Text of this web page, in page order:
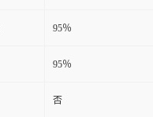
95％
95％
否